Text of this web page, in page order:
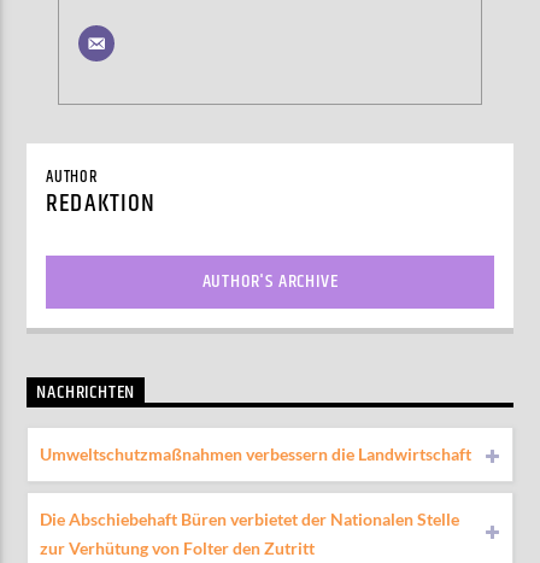
AUTHOR
REDAKTION
AUTHOR'S ARCHIVE
NACHRICHTEN
Umweltschutzmaßnahmen verbessern die Landwirtschaft
Die Abschiebehaft Büren verbietet der Nationalen Stelle
zur Verhütung von Folter den Zutritt